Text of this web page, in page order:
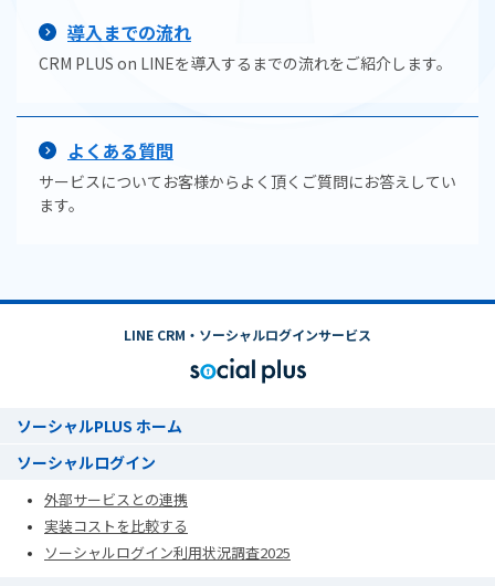
導入までの流れ
CRM PLUS on LINEを導入するまでの流れをご紹介します。
よくある質問
サービスについてお客様からよく頂くご質問にお答えしてい
ます。
LINE CRM・ソーシャルログインサービス
ソーシャルPLUS ホーム
ソーシャルログイン
外部サービスとの連携
実装コストを比較する
ソーシャルログイン利用状況調査2025